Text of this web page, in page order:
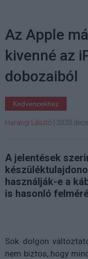
Az Apple
kivenné az
dobozaiból
Kedvencekhez
Harangi László 2020
A jelentések
használják-e a
is hasonló
Sok dolgon
nem biztos, hogy